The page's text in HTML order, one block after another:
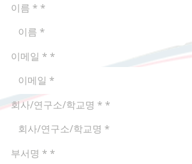
이름 *
이메일 *
회사/연구소/학교명 *
부서명 *